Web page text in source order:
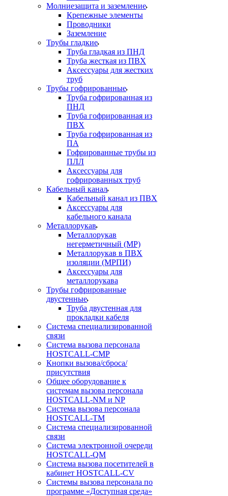
Молниезащита и заземление
Крепежные элементы
Проводники
Заземление
Трубы гладкие
Труба гладкая из ПНД
Труба жесткая из ПВХ
Аксессуары для жестких
труб
Трубы гофрированные
Труба гофрированная из
ПНД
Труба гофрированная из
ПВХ
Труба гофрированная из
ПА
Гофрированные трубы из
ПЛЛ
Аксессуары для
гофрированных труб
Кабельный канал
Кабельный канал из ПВХ
Аксессуары для
кабельного канала
Металлорукав
Металлорукав
негерметичный (МР)
Металлорукав в ПВХ
изоляции (МРПИ)
Аксессуары для
металлорукава
Трубы гофрированные
двустенные
Труба двустенная для
прокладки кабеля
Система специализированной
связи
Cистема вызова персонала
HOSTCALL-CMP
Кнопки вызова/сброса/
присутствия
Общее оборудование к
системам вызова персонала
HOSTCALL-NM и NP
Система вызова персонала
HOSTCALL-TM
Система специализированной
связи
Система электронной очереди
HOSTCALL-QM
Cистема вызова посетителей в
кабинет HOSTCALL-CV
Системы вызова персонала по
программе «Доступная среда»